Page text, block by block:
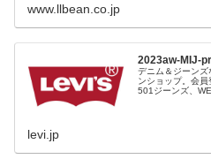
www.llbean.co.jp
2023aw-MIJ-
デニム＆ジーン
ンショップ。会
501ジーンズ、
levi.jp